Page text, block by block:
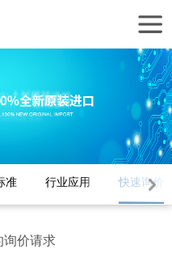
准 行业应用 快速询价
询价请求